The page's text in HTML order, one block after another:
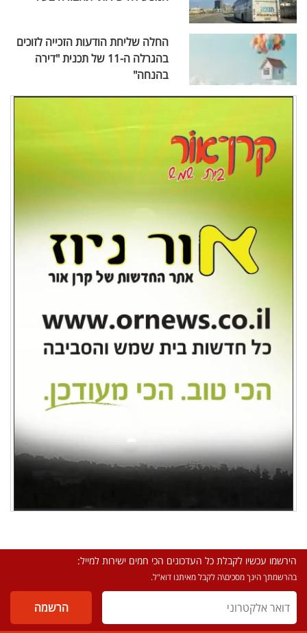
החלה שליחת הודעות הזכייה לזוכים
בהגרלה ה-11 של תכנית "דירה
בהנחה"
הירשמו עכשיו לקבלת כל העדכונים הכי חמים ישירות למייל:
בהרשמתך הינך מסכים\ה לקבל מאיתנו דוא"ל.